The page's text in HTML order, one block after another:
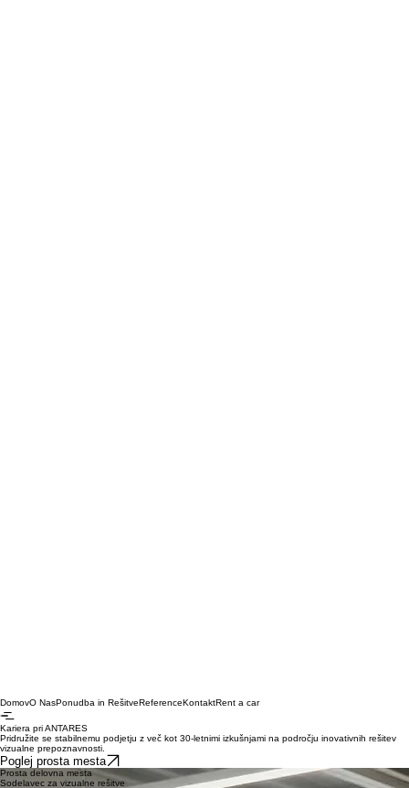
DomovO NasPonudba in RešitveReferenceKontaktRent a car